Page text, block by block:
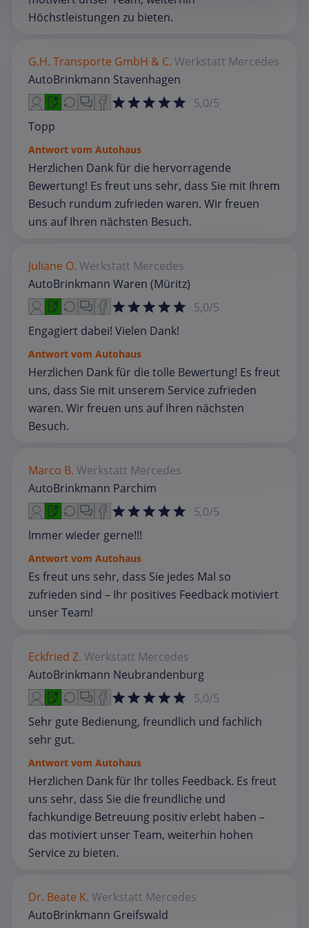
Höchstleistungen zu bieten.
G.H. Transporte GmbH & C. Werkstatt Mercedes
AutoBrinkmann Stavenhagen
5,0/5
Topp
Antwort vom Autohaus
Herzlichen Dank für die hervorragende
Bewertung! Es freut uns sehr, dass Sie mit Ihrem
Besuch rundum zufrieden waren. Wir freuen
uns auf Ihren nächsten Besuch.
Juliane O. Werkstatt Mercedes
AutoBrinkmann Waren (Müritz)
5,0/5
Engagiert dabei! Vielen Dank!
Antwort vom Autohaus
Herzlichen Dank für die tolle Bewertung! Es freut
uns, dass Sie mit unserem Service zufrieden
waren. Wir freuen uns auf Ihren nächsten
Besuch.
Marco B. Werkstatt Mercedes
AutoBrinkmann Parchim
5,0/5
Immer wieder gerne!!!
Antwort vom Autohaus
Es freut uns sehr, dass Sie jedes Mal so
zufrieden sind – Ihr positives Feedback motiviert
unser Team!
Eckfried Z. Werkstatt Mercedes
AutoBrinkmann Neubrandenburg
5,0/5
Sehr gute Bedienung, freundlich und fachlich
sehr gut.
Antwort vom Autohaus
Herzlichen Dank für Ihr tolles Feedback. Es freut
uns sehr, dass Sie die freundliche und
fachkundige Betreuung positiv erlebt haben –
das motiviert unser Team, weiterhin hohen
Service zu bieten.
Dr. Beate K. Werkstatt Mercedes
AutoBrinkmann Greifswald